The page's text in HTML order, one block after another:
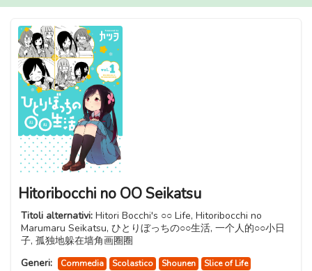
Hitoribocchi no OO Seikatsu
Titoli alternativi: Hitori Bocchi's ○○ Life, Hitoribocchi no
Marumaru Seikatsu, ひとりぼっちの○○生活, 一个人的○○小日
子, 孤独地躲在墙角画圈圈
Generi:
Commedia Scolastico Shounen Slice of Life